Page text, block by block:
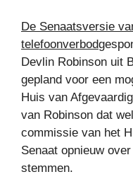
De Senaatsversie
telefoonverbod
Devlin Robinson uit
gepland voor een
Huis van
van Robinson dat
commissie van het
Senaat opnieuw
stemmen.